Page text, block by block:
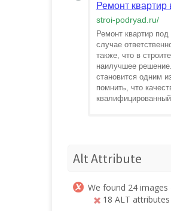
Ремонт
stroi-podryad.ru/
Ремонт квартир
случае
также, что в
наилучшее
становится одним
помнить, что
Alt Attribute
We found 24
18 ALT